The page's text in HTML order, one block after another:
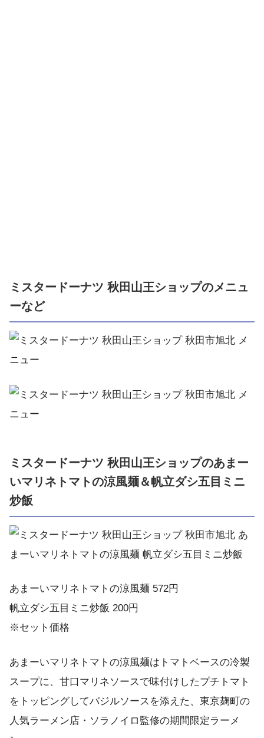
ミスタードーナツ 秋田山王ショップのメニュ
ーなど
ミスタードーナツ 秋田山王ショップのあまー
いマリネトマトの涼風麺＆帆立ダシ五目ミニ
炒飯
あまーいマリネトマトの涼風麺 572円
帆立ダシ五目ミニ炒飯 200円
※セット価格
あまーいマリネトマトの涼風麺はトマトベースの冷製
スープに、甘口マリネソースで味付けしたプチトマト
をトッピングしてバジルソースを添えた、東京麹町の
人気ラーメン店・ソラノイロ監修の期間限定ラーメ